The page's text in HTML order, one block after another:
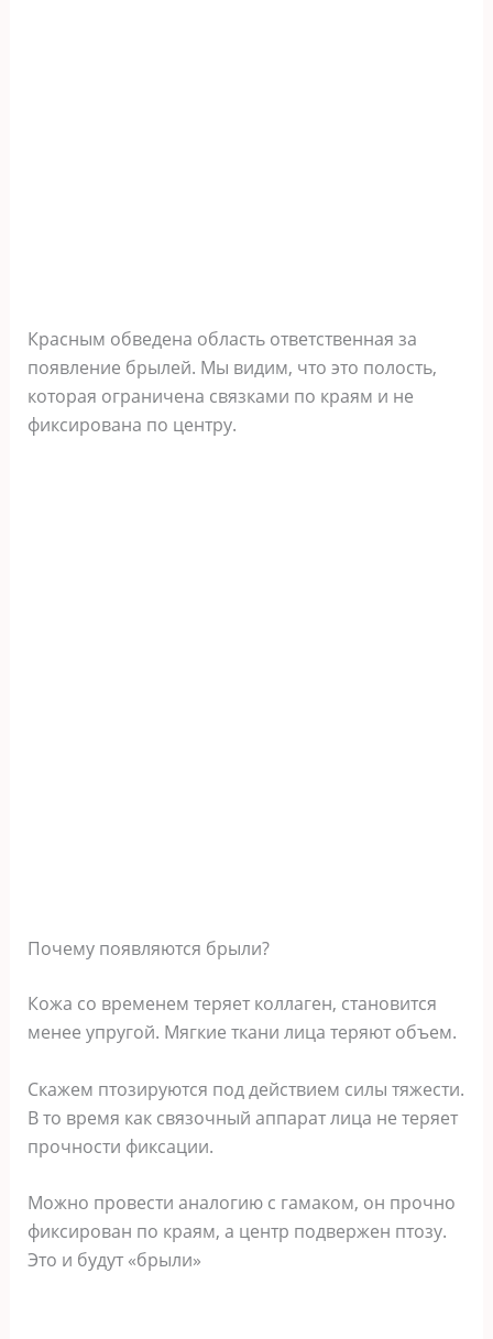
Красным обведена область ответственная за
появление брылей. Мы видим, что это полость,
которая ограничена связками по краям и не
фиксирована по центру.
Почему появляются брыли?
Кожа со временем теряет коллаген, становится
менее упругой. Мягкие ткани лица теряют объем.
Скажем птозируются под действием силы тяжести.
В то время как связочный аппарат лица не теряет
прочности фиксации.
Можно провести аналогию с гамаком, он прочно
фиксирован по краям, а центр подвержен птозу.
Это и будут «брыли»